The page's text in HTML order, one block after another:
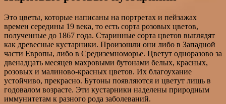
Это цветы, которые написаны на портретах и пейзажах
времен середины 19 века, то есть сорта розовых цветов,
полученные до 1867 года. Старинные сорта цветов выглядят
как древесные кустарники. Произошли они либо в Западной
части Европы, либо в Средиземноморье. Цветут одноразово за
двенадцать месяцев махровыми бутонами белых, красных,
розовых и малиново-красных цветов. Их благоухание
устойчиво, прекрасно. Бутоны появляются и цветут лишь в
годовалом возрасте. Эти кустарники наделены природным
иммунитетам к разного рода заболеваний.